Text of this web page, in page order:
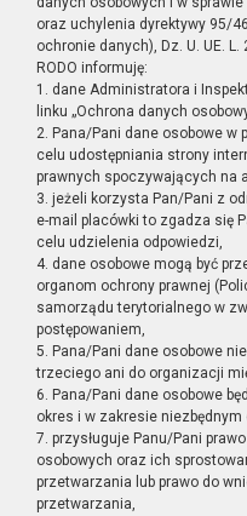
oraz uchylenia dyrektywy 95/
ochronie danych), Dz. U. UE.
RODO informuję:
1. dane Administratora i
linku „Ochrona danych
2. Pana/Pani dane osobowe w
celu udostępniania strony
prawnych spoczywających na
3. jeżeli korzysta Pan/Pani z
e-mail placówki to zgadza się
celu udzielenia odpowiedzi,
4. dane osobowe mogą być
organom ochrony prawnej
samorządu terytorialnego w
postępowaniem,
5. Pana/Pani dane osobowe
trzeciego ani do organizacji
6. Pana/Pani dane osobowe
okres i w zakresie
7. przysługuje Panu/Pani
osobowych oraz ich
przetwarzania lub prawo do
przetwarzania,